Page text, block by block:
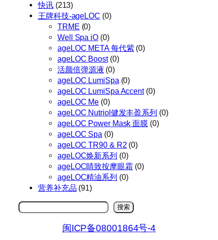
快讯(213)
王牌科技-ageLOC (0)
TRME (0)
Well Spa iO(0)
ageLOC META 每代紫(0)
ageLOC Boost(0)
活颜倍弹源液 (0)
ageLOC LumiSpa (0)
ageLOC LumiSpa Accent(0)
ageLOC Me (0)
ageLOC Nutriol健发丰盈系列 (0)
ageLOC Power Mask 面膜 (0)
ageLOC Spa (0)
ageLOC TR90 & R2 (0)
ageLOC焕新系列 (0)
ageLOC睛致按摩眼霜 (0)
ageLOC精油系列 (0)
营养补充品 (91)
搜
搜索
闽ICP备08001864号-4